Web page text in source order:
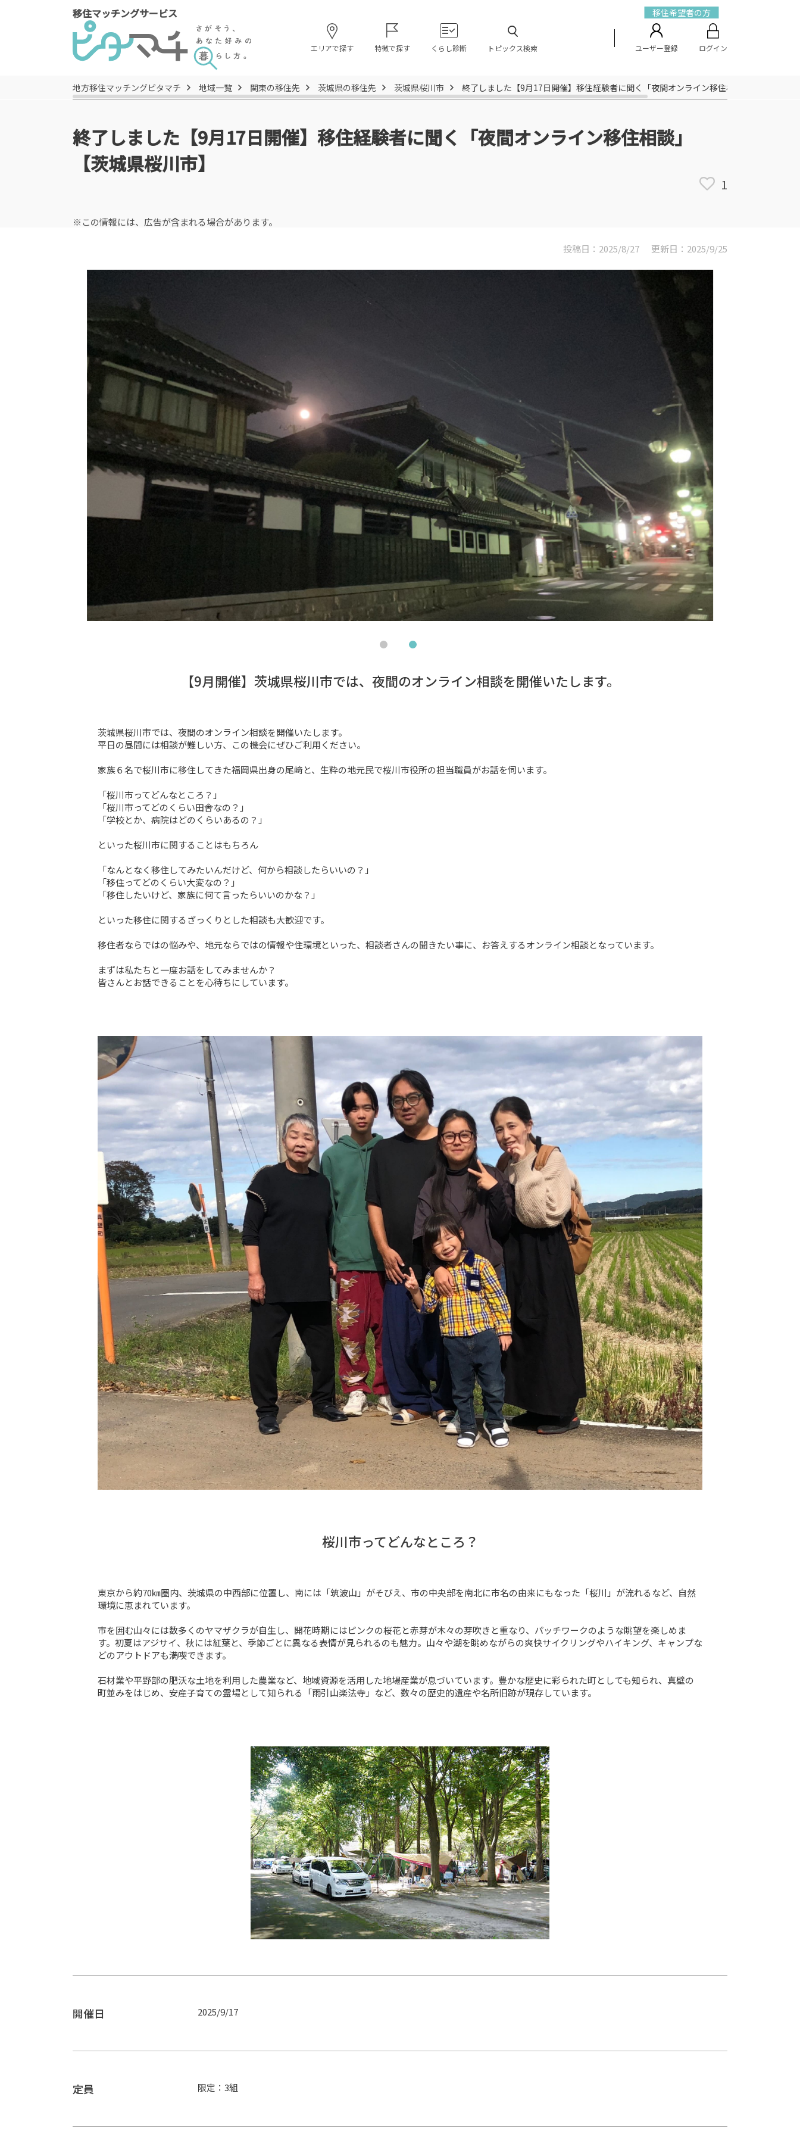
移住マッチングサービス
エリアで探す 特徴で探す くらし診断 トピックス検索
移住希望者の方
ユーザー登録 ログイン
地方移住マッチングピタマチ 地域一覧 関東の移住先 茨城県の移住先 茨城県桜川市 終了しました【9月17日開催】移住経験者に聞く「夜間オンライン移住相談」【茨城県桜
終了しました【9月17日開催】移住経験者に聞く「夜間オンライン移住相談」
【茨城県桜川市】
1
※この情報には、広告が含まれる場合があります。
投稿日：2025/8/27 更新日：2025/9/25
【9月開催】茨城県桜川市では、夜間のオンライン相談を開催いたします。
茨城県桜川市では、夜間のオンライン相談を開催いたします。
平日の昼間には相談が難しい方、この機会にぜひご利用ください。
家族６名で桜川市に移住してきた福岡県出身の尾﨑と、生粋の地元民で桜川市役所の担当職員がお話を伺います。
「桜川市ってどんなところ？」
「桜川市ってどのくらい田舎なの？」
「学校とか、病院はどのくらいあるの？」
といった桜川市に関することはもちろん
「なんとなく移住してみたいんだけど、何から相談したらいいの？」
「移住ってどのくらい大変なの？」
「移住したいけど、家族に何て言ったらいいのかな？」
といった移住に関するざっくりとした相談も大歓迎です。
移住者ならではの悩みや、地元ならではの情報や住環境といった、相談者さんの聞きたい事に、お答えするオンライン相談となっています。
まずは私たちと一度お話をしてみませんか？
皆さんとお話できることを心待ちにしています。
桜川市ってどんなところ？
東京から約70㎞圏内、茨城県の中西部に位置し、南には「筑波山」がそびえ、市の中央部を南北に市名の由来にもなった「桜川」が流れるなど、自然
環境に恵まれています。
市を囲む山々には数多くのヤマザクラが自生し、開花時期にはピンクの桜花と赤芽が木々の芽吹きと重なり、パッチワークのような眺望を楽しめま
す。初夏はアジサイ、秋には紅葉と、季節ごとに異なる表情が見られるのも魅力。山々や湖を眺めながらの爽快サイクリングやハイキング、キャンプな
どのアウトドアも満喫できます。
石材業や平野部の肥沃な土地を利用した農業など、地域資源を活用した地場産業が息づいています。豊かな歴史に彩られた町としても知られ、真壁の
町並みをはじめ、安産子育ての霊場として知られる「雨引山楽法寺」など、数々の歴史的遺産や名所旧跡が現存しています。
開催日 2025/9/17
定員 限定：3組